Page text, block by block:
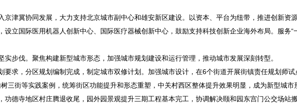
津冀协同发展，大力支持北京城市副中心和雄安新区建设。以资本、平台为纽带，推进创新资
设立国际医用机器人创新中心、国际医疗器械创新中心，鼓励支持科技创新企业海外布局。服务“
伐。聚焦构建新型城市形态，加强城市规划建设和运行管理，推动城市发展深刻转型。
求，分区规划编制完成，制定城市双修计划。加强城市设计，在6个街道开展街镇责任规划师试
树三街等实践案例，统筹街区功能提升和形态重塑，中关村西区整体提升效果明显，成为新型城市
功德寺地区村庄腾退收尾，园外园景观提升三期工程基本完工，协调解决颐和园东宫门公交场站